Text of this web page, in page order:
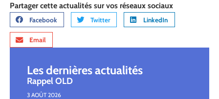
Partager cette actualités sur vos réseaux sociaux
Facebook Twitter LinkedIn
Email
Les dernières actualités
Rappel OLD
3 AOÛT 2026